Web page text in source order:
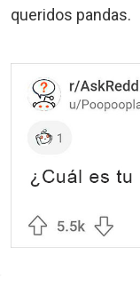
queridos pandas.